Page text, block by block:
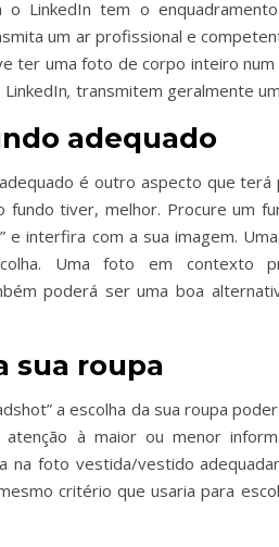
o LinkedIn tem o
um ar profissional e
ter uma foto de corpo inteiro
, transmitem geralmente
adequado
é outro aspecto que
fundo tiver, melhor. Procure um
e interfira com a sua imagem.
Uma foto em contexto
poderá ser uma boa
sua roupa
a escolha da sua roupa
atenção à maior ou menor
na foto vestida/vestido
critério que usaria para